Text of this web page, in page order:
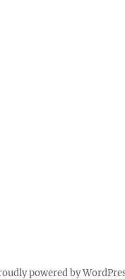
powered by